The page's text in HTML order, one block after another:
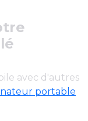
avec d'autres
portable